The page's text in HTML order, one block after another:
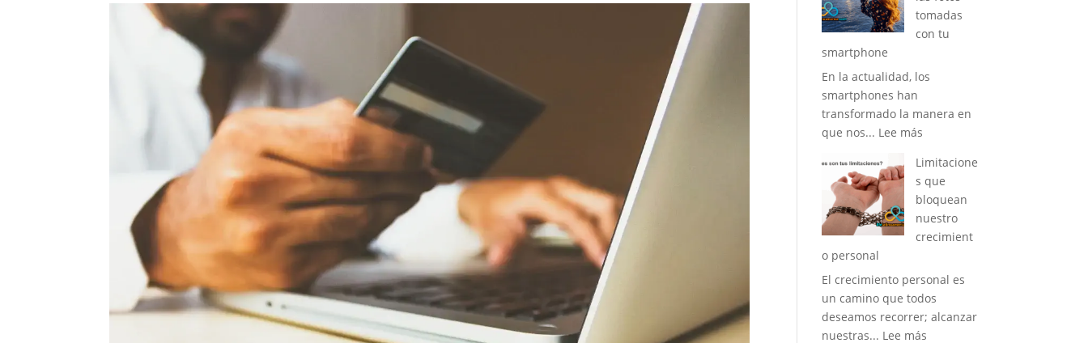
de
Tu
tomadas
con tu
smartphone
En la actualidad, los
smartphones han
transformado la manera en
que nos... Lee más
dinero
con
las
fotos
tomadas
tu
smartphone
Limitacione
s que
bloquean
nuestro
crecimient
o personal
El crecimiento personal es
un camino que todos
deseamos recorrer; alcanzar
nuestras... Lee más